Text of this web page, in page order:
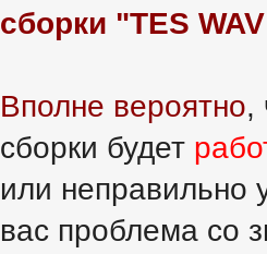
сборки "TES
Вполне вероятно,
сборки будет
или неправильно
вас проблема со